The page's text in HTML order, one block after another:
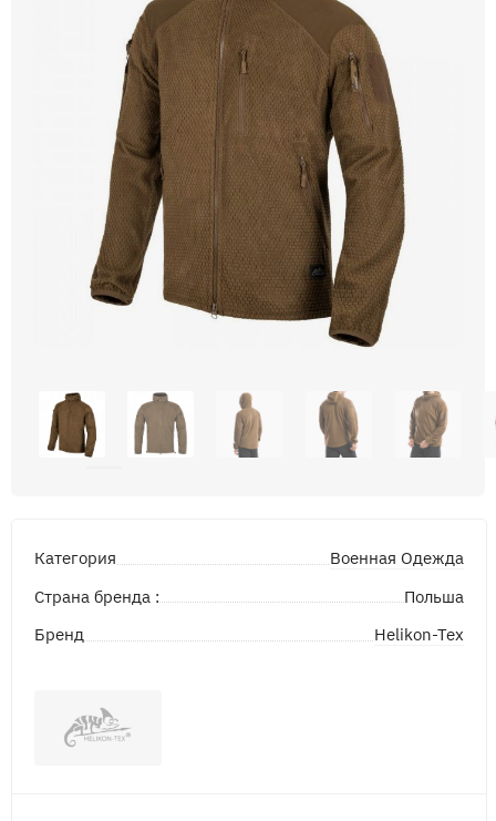
Категория
Военная Одежда
Страна бренда :
Польша
Бренд
Helikon-Tex